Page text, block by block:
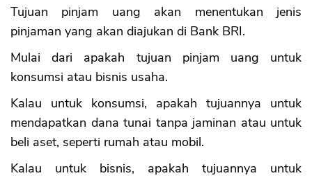
Tujuan pinjam uang akan menentukan jenis
pinjaman yang akan diajukan di Bank BRI.
Mulai dari apakah tujuan pinjam uang untuk
konsumsi atau bisnis usaha.
Kalau untuk konsumsi, apakah tujuannya untuk
mendapatkan dana tunai tanpa jaminan atau untuk
beli aset, seperti rumah atau mobil.
Kalau untuk bisnis, apakah tujuannya untuk